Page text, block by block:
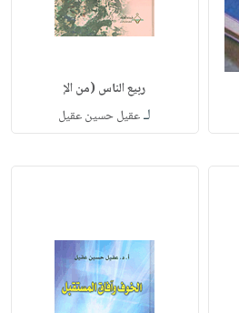
ربيع الناس (من الإ
لـعقيل حسين عقيل